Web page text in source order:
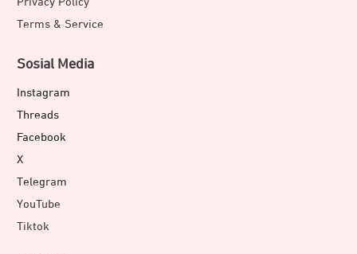
Terms & Service
Sosial Media
Instagram
Threads
Facebook
X
Telegram
YouTube
Tiktok